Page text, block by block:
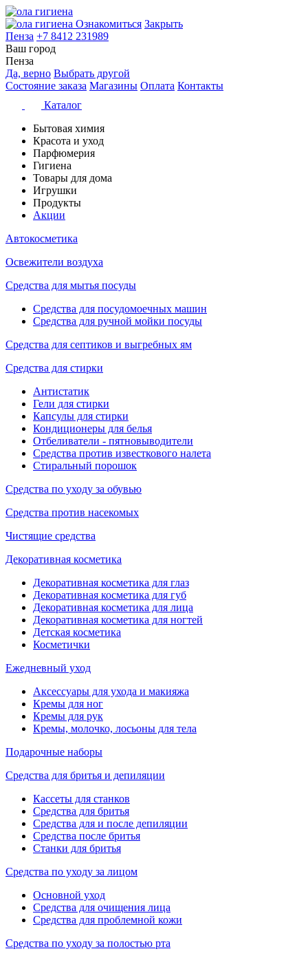
Ознакомиться Закрыть
Пенза +7 8412 231989
Ваш город
Пенза
Да, верно Выбрать другой
Состояние заказа Магазины Оплата Контакты
Каталог
Бытовая химия
Красота и уход
Парфюмерия
Гигиена
Товары для дома
Игрушки
Продукты
Акции
Автокосметика
Освежители воздуха
Средства для мытья посуды
Средства для посудомоечных машин
Средства для ручной мойки посуды
Средства для септиков и выгребных ям
Средства для стирки
Антистатик
Гели для стирки
Капсулы для стирки
Кондиционеры для белья
Отбеливатели - пятновыводители
Средства против известкового налета
Стиральный порошок
Средства по уходу за обувью
Средства против насекомых
Чистящие средства
Декоративная косметика
Декоративная косметика для глаз
Декоративная косметика для губ
Декоративная косметика для лица
Декоративная косметика для ногтей
Детская косметика
Косметички
Ежедневный уход
Аксессуары для ухода и макияжа
Кремы для ног
Кремы для рук
Кремы, молочко, лосьоны для тела
Подарочные наборы
Средства для бритья и депиляции
Кассеты для станков
Средства для бритья
Средства для и после депиляции
Средства после бритья
Станки для бритья
Средства по уходу за лицом
Основной уход
Средства для очищения лица
Средства для проблемной кожи
Средства по уходу за полостью рта